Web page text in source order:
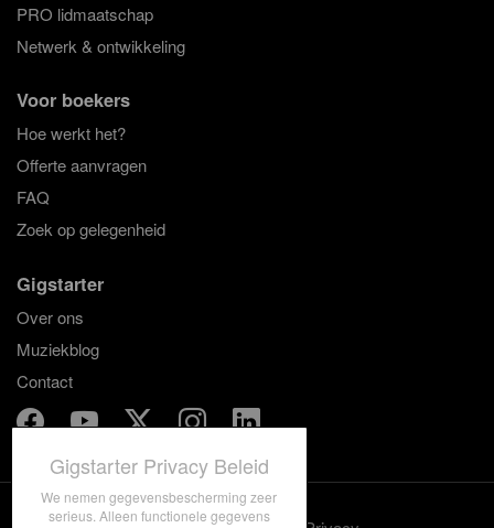
PRO lidmaatschap
Netwerk & ontwikkeling
Voor boekers
Hoe werkt het?
Offerte aanvragen
FAQ
Zoek op gelegenheid
Gigstarter
Over ons
Muziekblog
Contact
Gigstarter Privacy Beleid
We nemen gegevensbescherming zeer
serieus. Alleen functionele gegevens